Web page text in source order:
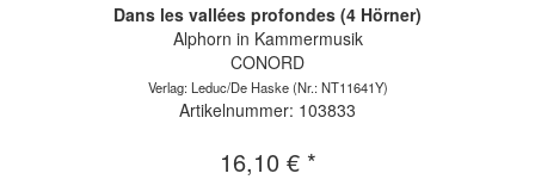
Dans les vallées profondes (4 Hörner)
Alphorn in Kammermusik
CONORD
Verlag: Leduc/De Haske(Nr.: NT11641Y)
Artikelnummer: 103833
16,10 € *